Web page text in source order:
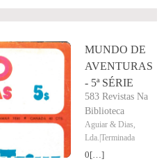
MUNDO DE
AVENTURAS
- 5ª SÉRIE
583 Revistas Na
Biblioteca
Aguiar & Dias,
Lda.|Terminada
0[…]